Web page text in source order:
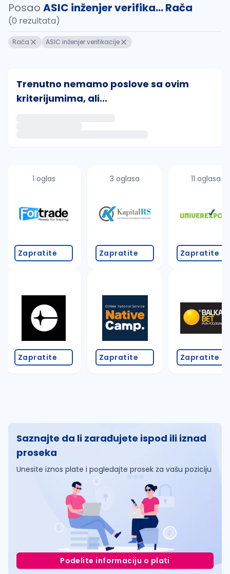
Posao ASIC inženjer verifika... Rača
(0 rezultata)
Rača ASIC inženjer verifikacije
Trenutno nemamo poslove sa ovim
kriterijumima, ali...
proverite pravopisne greške (koristite č, ć, š, đ,
promenite odabrane filtere pretrage
1 oglas
Zapratite
Zapratite
3 oglasa
Zapratite
Zapratite
11 oglasa
Zapratite
Zapratite
Saznajte da li zarađujete ispod ili iznad
proseka
Unesite iznos plate i pogledajte prosek za vašu poziciju
Podelite informaciju o plati